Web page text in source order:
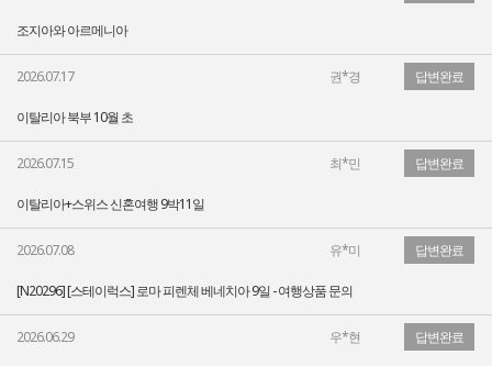
조지아와 아르메니아
2026.07.17 권*경 답변완료
이탈리아 북부 10월 초
2026.07.15 최*민 답변완료
이탈리아+스위스 신혼여행 9박11일
2026.07.08 유*미 답변완료
[N20296] [스테이럭스] 로마 피렌체 베네치아 9일 - 여행상품 문의
2026.06.29 우*현 답변완료